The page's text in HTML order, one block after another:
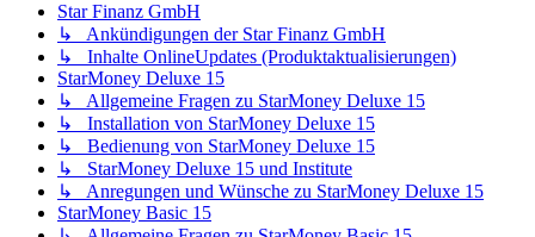
Star Finanz GmbH
↳ Ankündigungen der Star Finanz GmbH
↳ Inhalte OnlineUpdates (Produktaktualisierungen)
StarMoney Deluxe 15
↳ Allgemeine Fragen zu StarMoney Deluxe 15
↳ Installation von StarMoney Deluxe 15
↳ Bedienung von StarMoney Deluxe 15
↳ StarMoney Deluxe 15 und Institute
↳ Anregungen und Wünsche zu StarMoney Deluxe 15
StarMoney Basic 15